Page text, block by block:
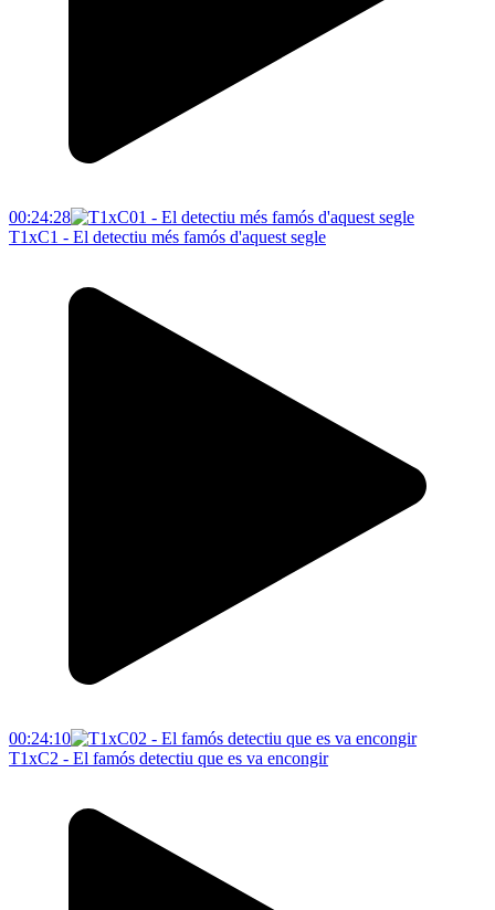
00:24:28
T1xC1 - El detectiu més famós d'aquest segle
00:24:10
T1xC2 - El famós detectiu que es va encongir